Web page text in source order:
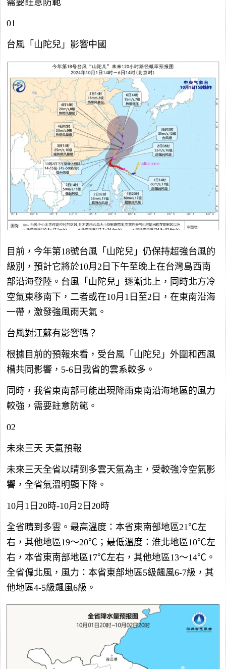
需要註意防範
01
台風「山陀兒」影響中國
目前，今年第18號台風「山陀兒」仍保持超強台風的
級別，預計它將於10月2日下午至晚上在台灣島西南
部沿海登陸。台風「山陀兒」逐漸北上，同時北方冷
空氣東移南下，二者或在10月1日至2日，在東南沿海
一帶，激發強風雨天氣。
台風對江蘇有影響嗎？
根據目前的預報來看，受台風「山陀兒」外圍和西風
槽共同影響，5-6日我省的雲系較多。
同時，我省東南部可能出現降雨東南沿海地區的風力
較強，需要註意防範。
02
未來三天 天氣預報
未來三天全省以晴到多雲天氣為主，受較強冷空氣影
響，全省氣溫明顯下降。
10月1日20時-10月2日20時
全省晴到多雲。最高溫度：本省東南部地區21℃左
右，其他地區19～20℃；最低溫度：淮北地區10℃左
右，本省東南部地區17℃左右，其他地區13～14℃。
全省偏北風，風力：本省東部地區5級飆風6-7級，其
他地區4-5級飆風6級。